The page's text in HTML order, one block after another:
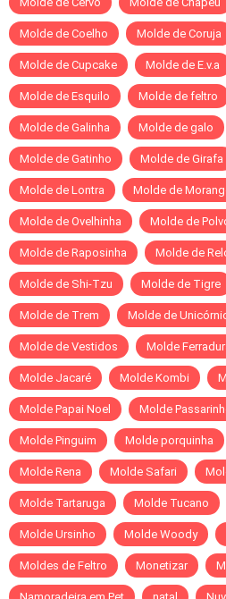
Molde de Coelho Molde de Coruja
Molde de Cupcake Molde de E.v.a
Molde de Esquilo Molde de feltro
Molde de Galinha Molde de galo
Molde de Gatinho Molde de Girafa
Molde de Lontra Molde de
Molde de Ovelhinha Molde de
Molde de Raposinha Molde de
Molde de Shi-Tzu Molde de Tigre
Molde de Trem Molde de
Molde de Vestidos Molde
Molde Jacaré Molde Kombi
Molde Papai Noel Molde
Molde Pinguim Molde porquinha
Molde Rena Molde Safari
Molde Tartaruga Molde Tucano
Molde Ursinho Molde Woody
Moldes de Feltro Monetizar